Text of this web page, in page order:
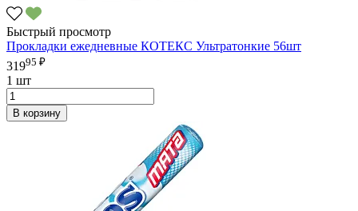
Быстрый просмотр
Прокладки ежедневные КОТЕКС Ультратонкие 56шт
31995 ₽
1 шт
В корзину